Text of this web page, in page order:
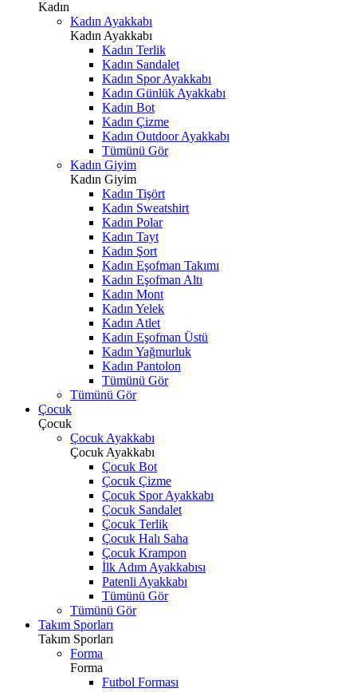
Kadın
Kadın Ayakkabı
Kadın Ayakkabı
Kadın Terlik
Kadın Sandalet
Kadın Spor Ayakkabı
Kadın Günlük Ayakkabı
Kadın Bot
Kadın Çizme
Kadın Outdoor Ayakkabı
Tümünü Gör
Kadın Giyim
Kadın Giyim
Kadın Tişört
Kadın Sweatshirt
Kadın Polar
Kadın Tayt
Kadın Şort
Kadın Eşofman Takımı
Kadın Eşofman Altı
Kadın Mont
Kadın Yelek
Kadın Atlet
Kadın Eşofman Üstü
Kadın Yağmurluk
Kadın Pantolon
Tümünü Gör
Tümünü Gör
Çocuk
Çocuk
Çocuk Ayakkabı
Çocuk Ayakkabı
Çocuk Bot
Çocuk Çizme
Çocuk Spor Ayakkabı
Çocuk Sandalet
Çocuk Terlik
Çocuk Halı Saha
Çocuk Krampon
İlk Adım Ayakkabısı
Patenli Ayakkabı
Tümünü Gör
Tümünü Gör
Takım Sporları
Takım Sporları
Forma
Forma
Futbol Forması